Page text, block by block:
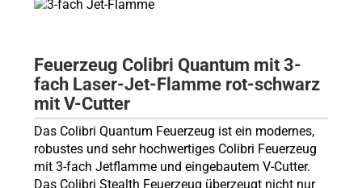
Feuerzeug Colibri Quantum mit 3-
fach Laser-Jet-Flamme rot-schwarz
mit V-Cutter
Das Colibri Quantum Feuerzeug ist ein modernes,
robustes und sehr hochwertiges Colibri Feuerzeug
mit 3-fach Jetflamme und eingebautem V-Cutter.
Das Colibri Stealth Feuerzeug überzeugt nicht nur